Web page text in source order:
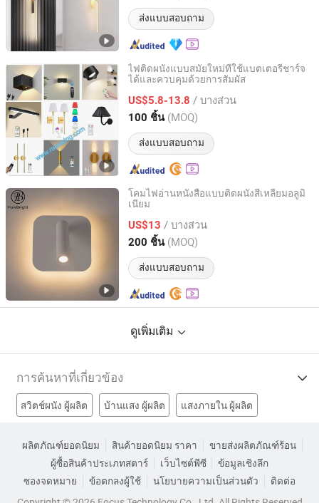
ส่งแบบสอบถาม
ไฟติดผนังแบบสมัยใหม่ที่ใช้แบตเตอรี่ชาร์จ
ได้และควบคุมด้วยการสัมผัส
US$5.8-13.8 / บางส่วน
100 ชิ้น (MOQ)
ส่งแบบสอบถาม
Guangzhou Raiseking Electronics Co., Ltd.
Guangdong, China อัตราจาก 2022
โคมไฟอ่านหนังสือแบบติดผนังสี่เหลี่ยมอลูมิ
เนียม
US$13 / บางส่วน
200 ชิ้น (MOQ)
ส่งแบบสอบถาม
How Bright Electronics Limited
Guangdong, China อัตราจาก 2021
ดูเพิ่มเติม
การค้นหาที่เกี่ยวข้อง
สวิตช์ผนัง ผู้ผลิต บ้านแสง ผู้ผลิต แสงภายใน ผู้ผลิต
โคมไฟติดผนังโรงงาน ติดตามแสงโรงงาน
ผลิตภัณฑ์ยอดนิยม สินค้ายอดนิยม ราคา
ขายส่งผลิตภัณฑ์ร้อน
ผู้ซื้อสินค้าประเภทสตาร์
เว็บไซต์พีซี
ข้อมูลเชิงลึก
ซองจดหมาย
ข้อตกลงผู้ใช้ นโยบายความเป็นส่วนตัว
ติดต่อ